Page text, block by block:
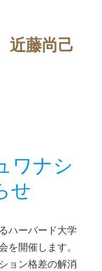
藤尚己
ワナシ
せ
ハーバード大学
を開催します。
ョン格差の解消